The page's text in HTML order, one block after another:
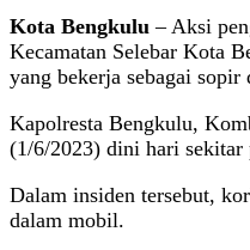
Kota Bengkulu – Aksi
Kecamatan Selebar Kota
yang bekerja sebagai
Kapolresta Bengkulu,
(1/6/2023) dini hari sekitar
Dalam insiden tersebut,
dalam mobil.